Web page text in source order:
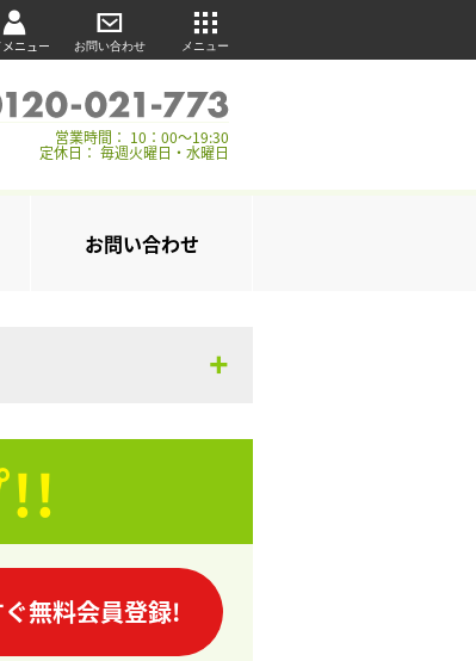
ニュー お問い合わせ メニュー
営業時間： 10：00～19:30
定休日： 毎週火曜日・水曜日
お問い合わせ
!!
無料会員登録!